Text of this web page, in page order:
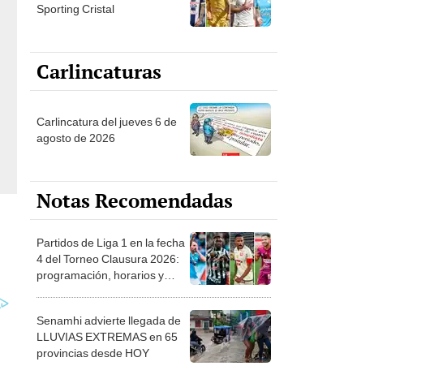
Sporting Cristal
Carlincaturas
Carlincatura del jueves 6 de
agosto de 2026
Notas Recomendadas
Partidos de Liga 1 en la fecha
4 del Torneo Clausura 2026:
programación, horarios y
Senamhi advierte llegada de
LLUVIAS EXTREMAS en 65
provincias desde HOY